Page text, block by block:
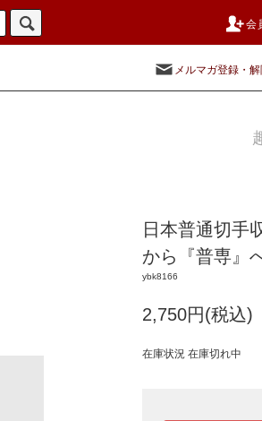
会
メルマガ登録・
日本普通切手
から『普専』
ybk8166
2,750円(税込)
在庫状況 在庫切れ中